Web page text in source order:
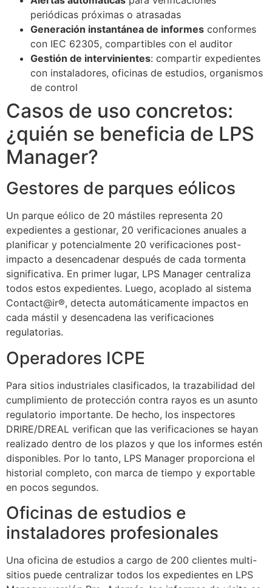
periódicas próximas o atrasadas
Generación instantánea de informes conformes
con IEC 62305, compartibles con el auditor
Gestión de intervinientes: compartir expedientes
con instaladores, oficinas de estudios, organismos
de control
Casos de uso concretos:
¿quién se beneficia de LPS
Manager?
Gestores de parques eólicos
Un parque eólico de 20 mástiles representa 20
expedientes a gestionar, 20 verificaciones anuales a
planificar y potencialmente 20 verificaciones post-
impacto a desencadenar después de cada tormenta
significativa. En primer lugar, LPS Manager centraliza
todos estos expedientes. Luego, acoplado al sistema
Contact@ir®, detecta automáticamente impactos en
cada mástil y desencadena las verificaciones
regulatorias.
Operadores ICPE
Para sitios industriales clasificados, la trazabilidad del
cumplimiento de protección contra rayos es un asunto
regulatorio importante. De hecho, los inspectores
DRIRE/DREAL verifican que las verificaciones se hayan
realizado dentro de los plazos y que los informes estén
disponibles. Por lo tanto, LPS Manager proporciona el
historial completo, con marca de tiempo y exportable
en pocos segundos.
Oficinas de estudios e
instaladores profesionales
Una oficina de estudios a cargo de 200 clientes multi-
sitios puede centralizar todos los expedientes en LPS